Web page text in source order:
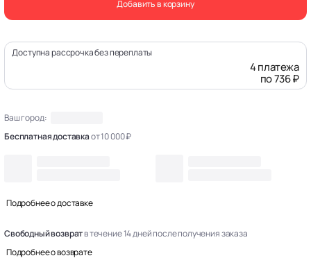
Добавить в корзину
Доступна рассрочка без переплаты
4 платежа
по 736 ₽
Ваш город:
Бесплатная доставкаот 10 000 ₽
Подробнее о доставке
Свободный возвратв течение 14 дней после получения заказа
Подробнее о возврате